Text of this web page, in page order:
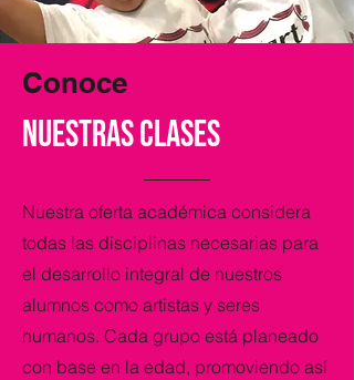
Conoce
NUESTRAS CLASES
Nuestra oferta académica considera
todas las disciplinas necesarias para
el desarrollo integral de nuestros
alumnos como artistas y seres
humanos. Cada grupo está planeado
con base en la edad, promoviendo así